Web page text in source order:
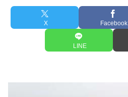
X Facebook
LINE